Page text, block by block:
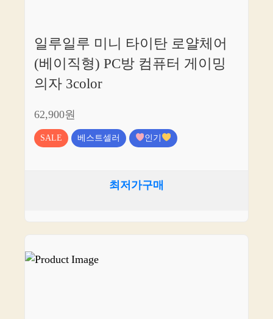
일루일루 미니 타이탄 로얄체어
(베이직형) PC방 컴퓨터 게이밍
의자 3color
62,900원
SALE 베스트셀러 인기
최저가구매